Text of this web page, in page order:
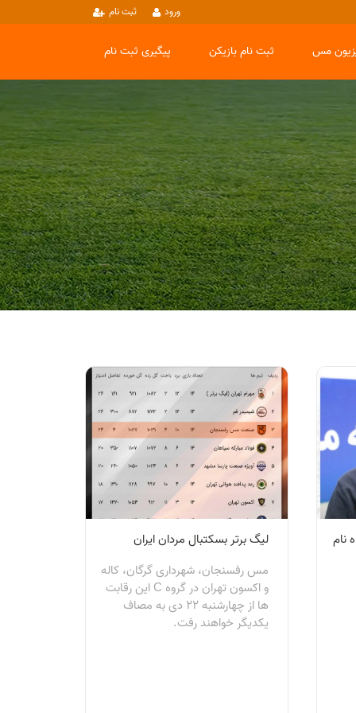
ثبت نام ورود
پیگیری ثبت نام ثبت نام بازیکن مس
نام
لیگ برتر بسکتبال مردان ایران
مس رفسنجان، شهرداری گرگان، كاله
و اكسون تهران در گروه C این رقابت
ها از چهارشنبه ٢٢ دی به مصاف
يكديگر خواهند رفت.